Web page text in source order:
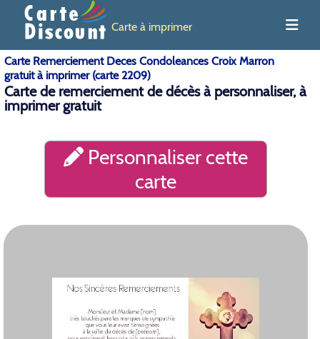
Carte à imprimer
Carte Remerciement Deces Condoleances Croix Marron
gratuit à imprimer (carte 2209)
Carte de remerciement de décès à personnaliser, à
imprimer gratuit
Personnaliser cette
carte